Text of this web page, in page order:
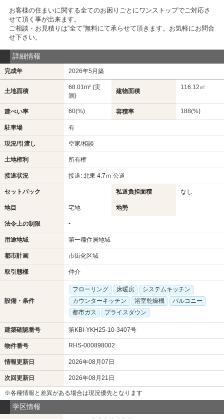
お客様の住まいに関する全てのお困りごとにワンストップでご対応さ
せて頂く事が出来ます。
ご相談・お見積りは“全て”無料にて承らせて頂きます。お気軽にお問合
せ下さい。
詳細情報
完成年 2026年5月築
土地面積
68.01m² (実
測)
建物面積
116.12㎡
建ぺい率 60(%) 容積率 188(%)
駐車場 有
現況/引渡し 空家/相談
土地権利 所有権
接道状況 接道: 北東 4.7ｍ 公道
セットバック - 私道負担面積 なし
地目 宅地 地勢
法令上の制限 -
用途地域 第一種住居地域
都市計画 市街化区域
取引態様 仲介
設備・条件
フローリング 床暖房
システムキッチン
カウンターキッチン
浴室乾燥機
バルコニー
都市ガス
プライスダウン
建築確認番号 第KBI-YKH25-10-3407号
物件番号 RHS-000898002
情報更新日 2026年08月07日
次回更新日 2026年08月21日
※各種情報と差異がある場合は現況優先となります
学区情報